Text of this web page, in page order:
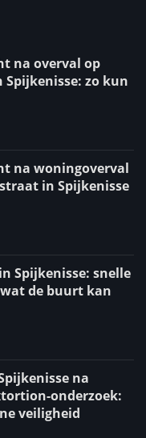
na overval op
Spijkenisse: zo kun
na woningoverval
in Spijkenisse
Spijkenisse: snelle
de buurt kan
na
onderzoek:
veiligheid